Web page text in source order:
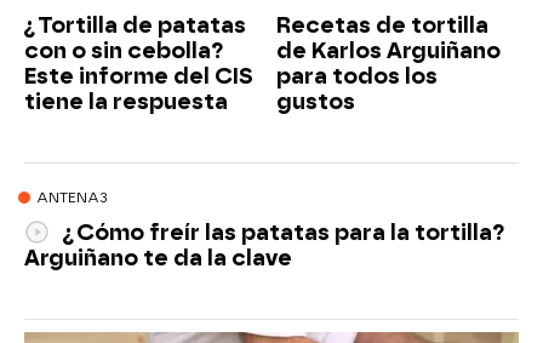
¿Tortilla de patatas
con o sin cebolla?
Este informe del CIS
tiene la respuesta
Recetas de tortilla
de Karlos Arguiñano
para todos los
gustos
ANTENA3
¿Cómo freír las patatas para la tortilla?
Arguiñano te da la clave